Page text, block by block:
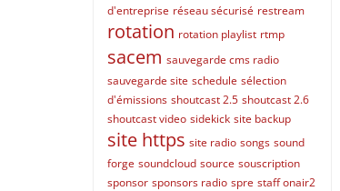
d'entreprise réseau sécurisé restream
rotation rotation playlist rtmp
sacem sauvegarde cms radio
sauvegarde site schedule sélection
d'émissions shoutcast 2.5 shoutcast 2.6
shoutcast video sidekick site backup
site https site radio songs sound
forge soundcloud source souscription
sponsor sponsors radio spre staff onair2